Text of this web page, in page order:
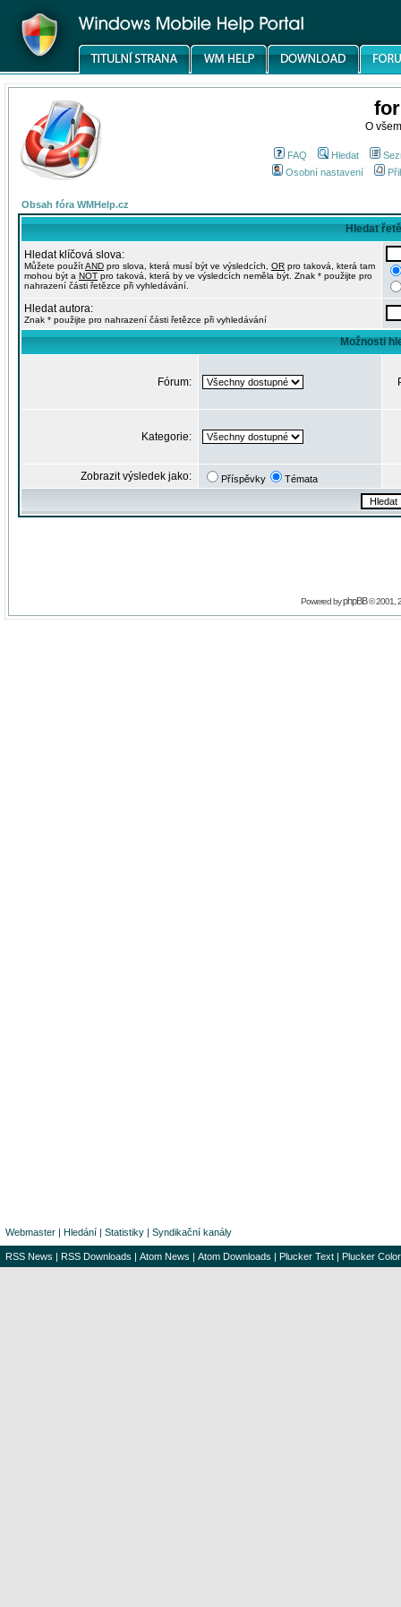
O
FAQ Hledat
Osobní nastavení
Obsah fóra WMHelp.cz
Hledat
Hledat klíčová slova:
Můžete použítAND pro slova, která musí být ve výsledcích, OR pro taková, která tam
mohou být a NOT pro taková, která by ve výsledcích neměla být. Znak * použijte pro
nahrazení části řetězce při vyhledávání.
Hledat autora:
Znak * použijte pro nahrazení části řetězce při vyhledávání
Možnosti
Fórum:
Kategorie:
Zobrazit výsledek jako: Příspěvky Témata
Powered byphpBB© 2001,
Webmaster | Hledání | Statistiky | Syndikační kanály
RSS News | RSS Downloads | Atom News | Atom Downloads | Plucker Text | Plucker Color